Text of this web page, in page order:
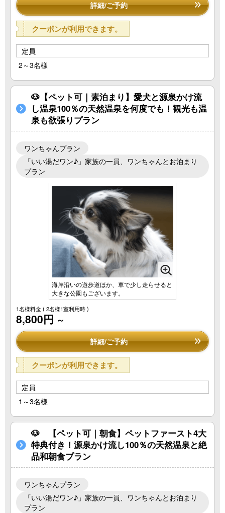
詳細/ご予約
クーポンが利用できます。
定員
2～3名様
🐶【ペット可｜素泊まり】愛犬と源泉かけ流
し温泉100％の天然温泉を何度でも！観光も温
泉も欲張りプラン
ワンちゃんプラン
「いい湯だワン♪」家族の一員、ワンちゃんとお泊まり
プラン
海岸沿いの遊歩道ほか、車で少し走らせると
大きな公園もございます。
1名様料金( 2名様1室利用時 )
8,800円 ～
詳細/ご予約
クーポンが利用できます。
定員
1～3名様
🐶 【ペット可｜朝食】ペットファースト4大
特典付き！源泉かけ流し100％の天然温泉と絶
品和朝食プラン
ワンちゃんプラン
「いい湯だワン♪」家族の一員、ワンちゃんとお泊まり
プラン